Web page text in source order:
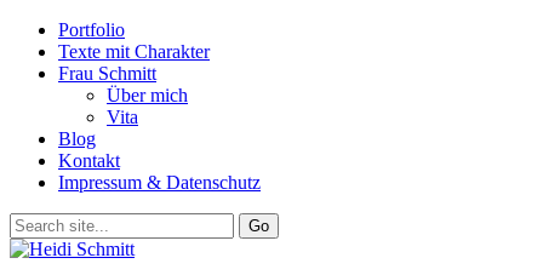
Portfolio
Texte mit Charakter
Frau Schmitt
Über mich
Vita
Blog
Kontakt
Impressum & Datenschutz